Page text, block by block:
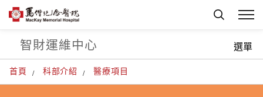
首頁 科部介紹 醫療項目
智財運維中心 選單